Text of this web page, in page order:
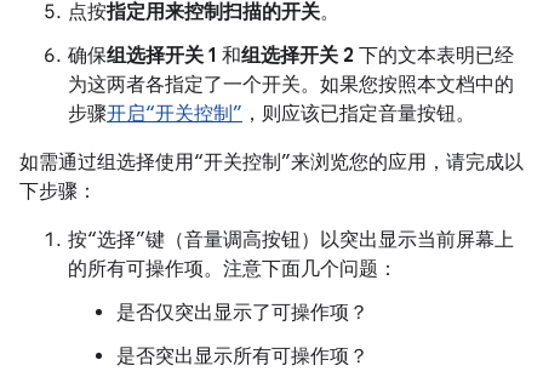
点按指定用来控制扫描的开关。
确保组选择开关 1 和组选择开关 2 下的文本表明已经
为这两者各指定了一个开关。如果您按照本文档中的
步骤开启“开关控制” ，则应该已指定音量按钮。
如需通过组选择使用“开关控制”来浏览您的应用，请完成以
下步骤：
按“选择”键（音量调高按钮）以突出显示当前屏幕上
的所有可操作项。注意下面几个问题：
是否仅突出显示了可操作项？
是否突出显示所有可操作项？